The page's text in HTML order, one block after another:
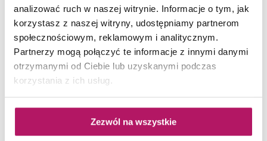
analizować ruch w naszej witrynie. Informacje o tym, jak
korzystasz z naszej witryny, udostępniamy partnerom
społecznościowym, reklamowym i analitycznym.
Partnerzy mogą połączyć te informacje z innymi danymi
otrzymanymi od Ciebie lub uzyskanymi podczas
korzystania z ich usług.
Zezwól na wszystkie
10 ZDJĘĆ
WELCOME TO THE UNIQUE
WORLD. Eleganckie wnętrza w
bliskości natury